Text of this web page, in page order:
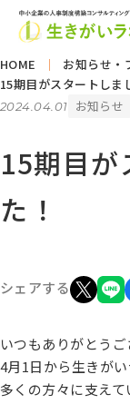
HOME お知らせ・
15期目がスタートしま
2024.04.01 お知らせ
15期目が
た！
シェアする
いつもありがとうご
4月1日から生きが
多くの方々に支え